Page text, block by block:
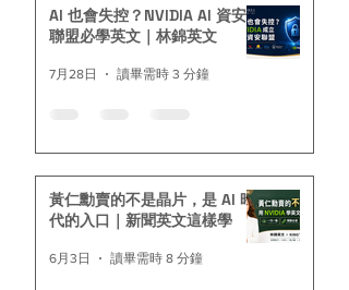
AI 也會失控？NVIDIA AI 資安
聯盟必學英文｜林錦英文
7月28日 讀畢需時 3 分鐘
黃仁勳賣的不是晶片，是 AI 時
代的入口｜新聞英文這樣學
6月3日 讀畢需時 8 分鐘